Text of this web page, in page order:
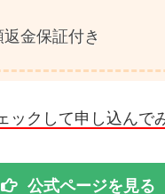
金保証付き
ックして申し込んで
公式ページを見る